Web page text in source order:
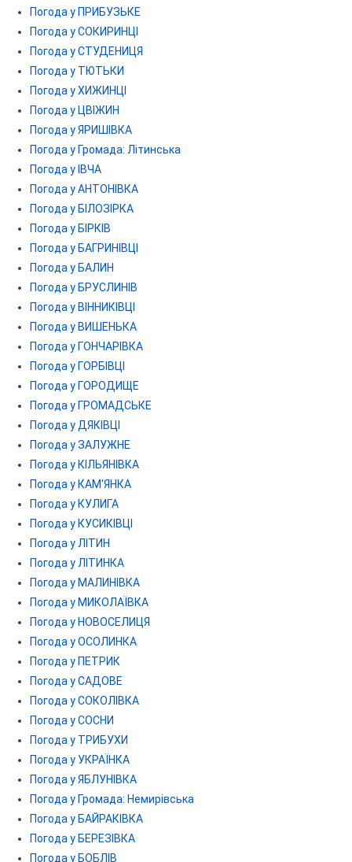
Погода у ПРИБУЗЬКЕ
Погода у СОКИРИНЦІ
Погода у СТУДЕНИЦЯ
Погода у ТЮТЬКИ
Погода у ХИЖИНЦІ
Погода у ЦВІЖИН
Погода у ЯРИШІВКА
Погода у Громада: Літинська
Погода у ІВЧА
Погода у АНТОНІВКА
Погода у БІЛОЗІРКА
Погода у БІРКІВ
Погода у БАГРИНІВЦІ
Погода у БАЛИН
Погода у БРУСЛИНІВ
Погода у ВІННИКІВЦІ
Погода у ВИШЕНЬКА
Погода у ГОНЧАРІВКА
Погода у ГОРБІВЦІ
Погода у ГОРОДИЩЕ
Погода у ГРОМАДСЬКЕ
Погода у ДЯКІВЦІ
Погода у ЗАЛУЖНЕ
Погода у КІЛЬЯНІВКА
Погода у КАМ'ЯНКА
Погода у КУЛИГА
Погода у КУСИКІВЦІ
Погода у ЛІТИН
Погода у ЛІТИНКА
Погода у МАЛИНІВКА
Погода у МИКОЛАЇВКА
Погода у НОВОСЕЛИЦЯ
Погода у ОСОЛИНКА
Погода у ПЕТРИК
Погода у САДОВЕ
Погода у СОКОЛІВКА
Погода у СОСНИ
Погода у ТРИБУХИ
Погода у УКРАЇНКА
Погода у ЯБЛУНІВКА
Погода у Громада: Немирівська
Погода у БАЙРАКІВКА
Погода у БЕРЕЗІВКА
Погода у БОБЛІВ